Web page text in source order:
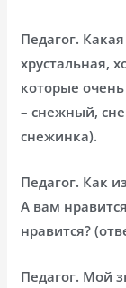
Педагог.
хрустальная,
которые
– снежный,
снежинка).
Педагог. Как
А вам
нравится?
Педагог. Мой